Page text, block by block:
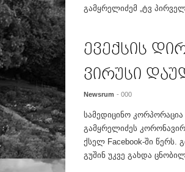
გამყრელიძემ „ტვ
ევექსის
ვირუსი
Newsrum - 000
სამედიცინო
გამყრელიძეს
ქსელ Facebook-ში წერს.
გუშინ უკვე გახდა